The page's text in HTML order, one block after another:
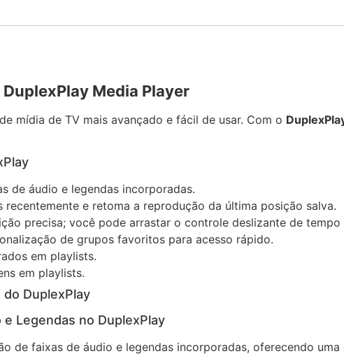
DuplexPlay Media Player
mídia de TV mais avançado e fácil de usar. Com o
de áudio e legendas incorporadas.
recentemente e retoma a reprodução da última posição salva.
precisa; você pode arrastar o controle deslizante de
de grupos favoritos para acesso rápido.
em playlists.
em playlists.
do DuplexPlay
Legendas no DuplexPlay
de faixas de áudio e legendas incorporadas, oferecendo